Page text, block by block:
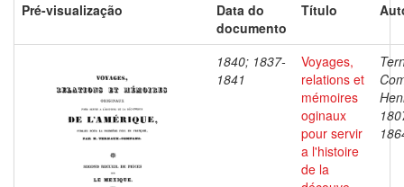
Pré-visualização
Data do
documento
Título
1840; 1837-
1841
Voyages,
relations et
mémoires
oginaux
pour servir
a l'histoire
de la